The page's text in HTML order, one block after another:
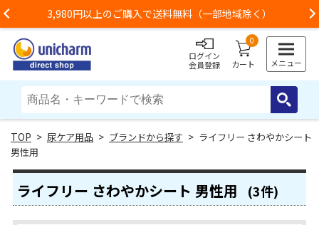
Previous3,980円以上のご購入で送料無料（一部地域除く）
ログイン
会員登録
0
カート メニュー
> 尿ケア用品 > ブランドから探す > ライフリー さわやかシート
男性用
ライフリー さわやかシート 男性用 (3件)